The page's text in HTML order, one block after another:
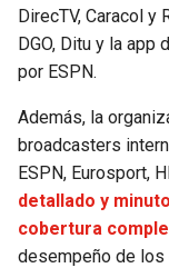
DirecTV, Caracol y
DGO, Ditu y la app
por ESPN.
Además, la
broadcasters
ESPN, Eurosport,
detallado y
cobertura
desempeño de